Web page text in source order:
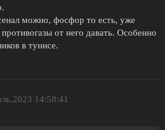
можно, фосфор то есть, уже
от него давать. Особенно
в тунисе.
14:58:41